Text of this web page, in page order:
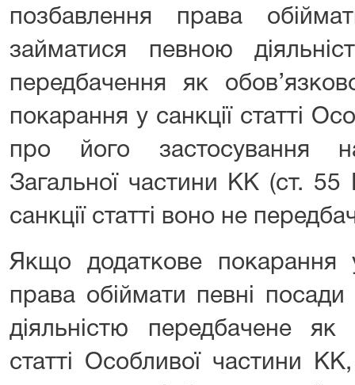
позбавлення права
займатися певною
передбачення як
покарання у санкції статті
про його застосування
Загальної частини КК (ст.
санкції статті воно не
Якщо додаткове покарання
права обіймати певні
діяльністю передбачене як
статті Особливої частини